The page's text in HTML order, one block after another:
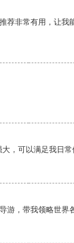
荐非常有用，让我
，可以满足我日常
游，带我领略世界